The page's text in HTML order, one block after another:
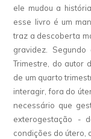
ele mudou a
esse livro é um
traz a descoberta
gravidez.
Trimestre, do autor
de um quarto
interagir, fora do
necessário que
exterogestação -
condições do útero,